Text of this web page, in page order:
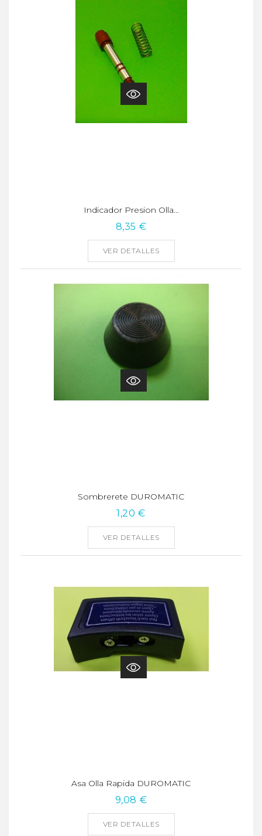
Indicador Presion Olla...
8,35 €
VER DETALLES
Sombrerete DUROMATIC
1,20 €
VER DETALLES
Asa Olla Rapida DUROMATIC
9,08 €
VER DETALLES